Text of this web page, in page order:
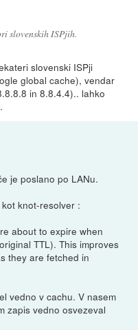
slovenskih ISPjih.
slovenski ISPji
global cache), vendar
in 8.8.4.4).. lahko
je poslano po LANu.
knot-resolver :
about to expire when
TTL). This improves
they are fetched in
vedno v cachu. V nasem
zapis vedno osvezeval